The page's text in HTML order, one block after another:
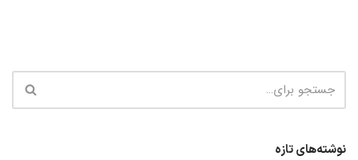
نوشته‌های تازه